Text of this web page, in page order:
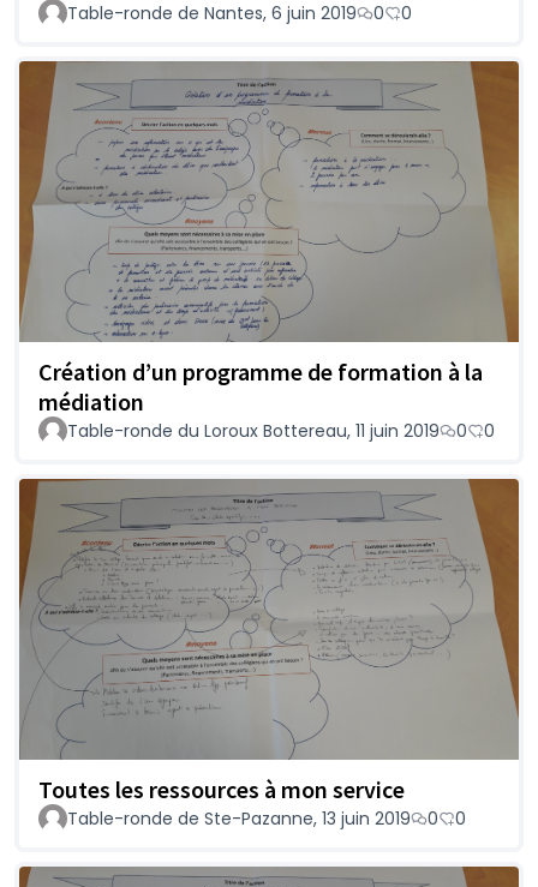
Table-ronde de Nantes, 6 juin 2019 0 0
Création d’un programme de formation à la
médiation
Table-ronde du Loroux Bottereau, 11 juin 2019 0 0
Toutes les ressources à mon service
Table-ronde de Ste-Pazanne, 13 juin 2019 0 0